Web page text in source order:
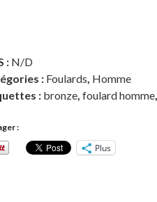
: N/D
: Foulards, Homme
: bronze,foulard homme
:
Plus